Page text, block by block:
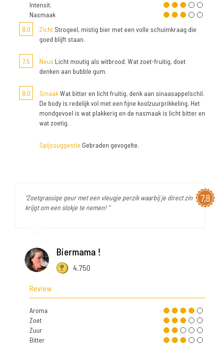
Intensit.
Nasmaak
8,0
Zicht Strogeel, mistig bier met een volle schuimkraag die
goed blijft staan.
7,5 Neus Licht moutig als witbrood. Wat zoet-fruitig, doet
denken aan bubble gum.
8,0 SmaakWat bitter en licht fruitig, denk aan sinaasappelschil.
De body is redelijk vol met een fijne koolzuurprikkeling. Het
mondgevoel is wat plakkerig en de nasmaak is licht bitter en
wat zoetig.
Spijssuggestie Gebraden gevogelte.
7,8
"Zoetgrassige geur met een vleugje perzik waarbij je direct zin
krijgt om een slokje te nemen! "
Biermama !
4.750
Review
Aroma
Zoet
Zuur
Bitter